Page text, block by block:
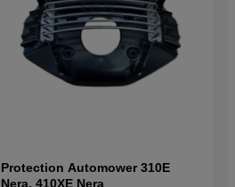
Protection Automower 310E
Nera, 410XE Nera